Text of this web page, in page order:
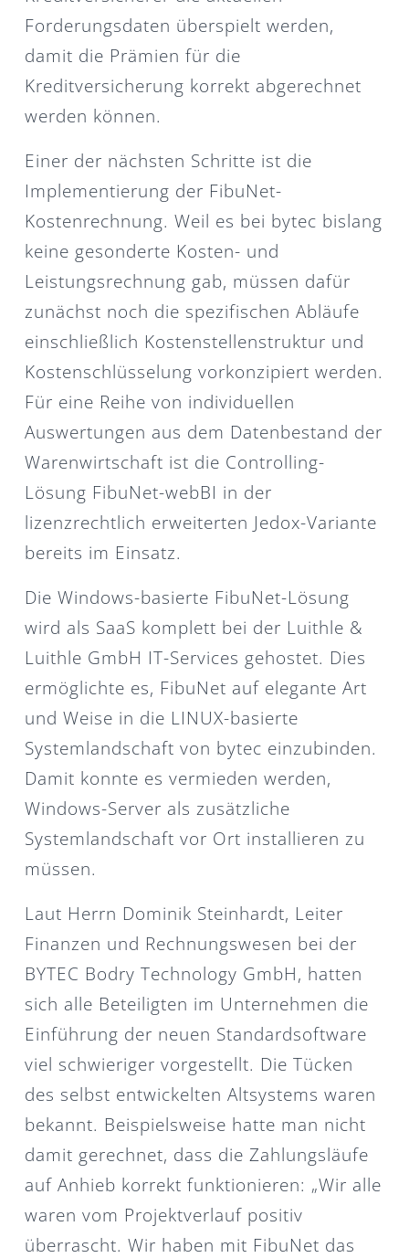
Forderungsdaten überspielt werden,
damit die Prämien für die
Kreditversicherung korrekt abgerechnet
werden können.
Einer der nächsten Schritte ist die
Implementierung der FibuNet-
Kostenrechnung. Weil es bei bytec bislang
keine gesonderte Kosten- und
Leistungsrechnung gab, müssen dafür
zunächst noch die spezifischen Abläufe
einschließlich Kostenstellenstruktur und
Kostenschlüsselung vorkonzipiert werden.
Für eine Reihe von individuellen
Auswertungen aus dem Datenbestand der
Warenwirtschaft ist die Controlling-
Lösung FibuNet-webBI in der
lizenzrechtlich erweiterten Jedox-Variante
bereits im Einsatz.
Die Windows-basierte FibuNet-Lösung
wird als SaaS komplett bei der Luithle &
Luithle GmbH IT-Services gehostet. Dies
ermöglichte es, FibuNet auf elegante Art
und Weise in die LINUX-basierte
Systemlandschaft von bytec einzubinden.
Damit konnte es vermieden werden,
Windows-Server als zusätzliche
Systemlandschaft vor Ort installieren zu
müssen.
Laut Herrn Dominik Steinhardt, Leiter
Finanzen und Rechnungswesen bei der
BYTEC Bodry Technology GmbH, hatten
sich alle Beteiligten im Unternehmen die
Einführung der neuen Standardsoftware
viel schwieriger vorgestellt. Die Tücken
des selbst entwickelten Altsystems waren
bekannt. Beispielsweise hatte man nicht
damit gerechnet, dass die Zahlungsläufe
auf Anhieb korrekt funktionieren: „Wir alle
waren vom Projektverlauf positiv
überrascht. Wir haben mit FibuNet das